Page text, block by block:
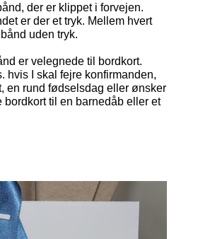
der er klippet i forvejen.
er der et tryk. Mellem hvert
uden tryk.
er velegnede til bordkort.
hvis I skal fejre konfirmanden,
en rund fødselsdag eller ønsker
til en barnedåb eller et